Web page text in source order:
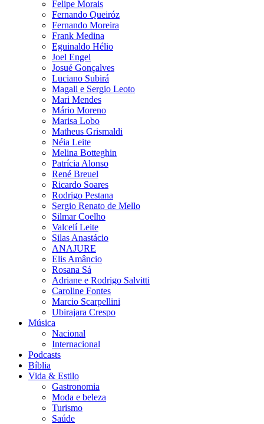
Felipe Morais
Fernando Queiróz
Fernando Moreira
Frank Medina
Eguinaldo Hélio
Joel Engel
Josué Gonçalves
Luciano Subirá
Magali e Sergio Leoto
Mari Mendes
Mário Moreno
Marisa Lobo
Matheus Grismaldi
Néia Leite
Melina Botteghin
Patrícia Alonso
René Breuel
Ricardo Soares
Rodrigo Pestana
Sergio Renato de Mello
Silmar Coelho
Valcelí Leite
Silas Anastácio
ANAJURE
Elis Amâncio
Rosana Sá
Adriane e Rodrigo Salvitti
Caroline Fontes
Marcio Scarpellini
Ubirajara Crespo
Música
Nacional
Internacional
Podcasts
Bíblia
Vida & Estilo
Gastronomia
Moda e beleza
Turismo
Saúde